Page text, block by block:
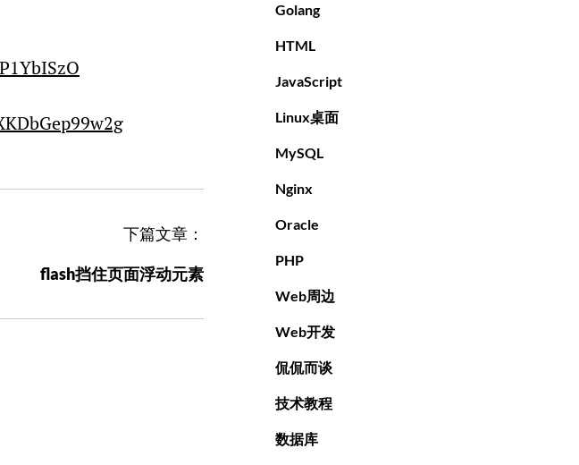
下篇文章：
flash挡住页面浮动元素
Golang
HTML
JavaScript
Linux桌面
MySQL
Nginx
Oracle
PHP
Web周边
Web开发
侃侃而谈
技术教程
数据库